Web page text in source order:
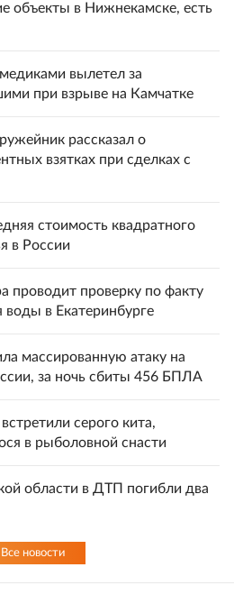
объекты в Нижнекамске, есть
вылетел за
при взрыве на Камчатке
рассказал о
взятках при сделках с
стоимость квадратного
в России
проводит проверку по факту
воды в Екатеринбурге
массированную атаку на
за ночь сбиты 456 БПЛА
серого кита,
в рыболовной снасти
области в ДТП погибли два
Все новости